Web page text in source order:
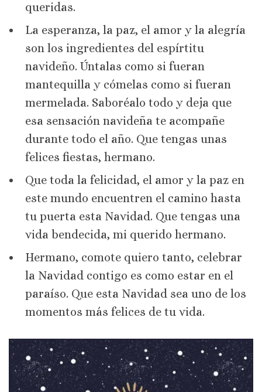
queridas.
La esperanza, la paz, el amor y la alegría
son los ingredientes del espírtitu
navideño. Úntalas como si fueran
mantequilla y cómelas como si fueran
mermelada. Saboréalo todo y deja que
esa sensación navideña te acompañe
durante todo el año. Que tengas unas
felices fiestas, hermano.
Que toda la felicidad, el amor y la paz en
este mundo encuentren el camino hasta
tu puerta esta Navidad. Que tengas una
vida bendecida, mi querido hermano.
Hermano, comote quiero tanto, celebrar
la Navidad contigo es como estar en el
paraíso. Que esta Navidad sea uno de los
momentos más felices de tu vida.